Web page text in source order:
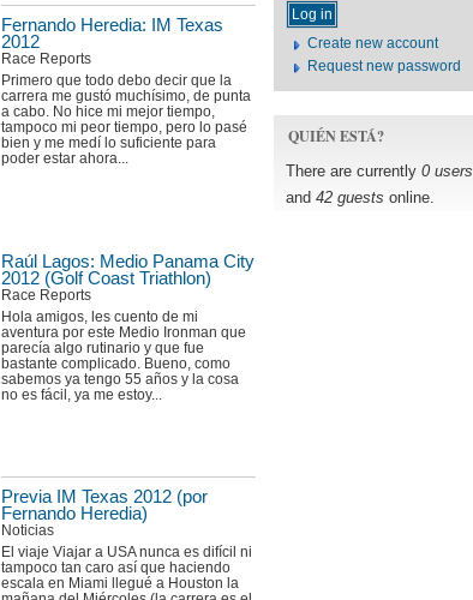
Fernando Heredia: IM Texas
2012
Race Reports
Primero que todo debo decir que la
carrera me gustó muchísimo, de punta
a cabo. No hice mi mejor tiempo,
tampoco mi peor tiempo, pero lo pasé
bien y me medí lo suficiente para
poder estar ahora...
Raúl Lagos: Medio Panama City
2012 (Golf Coast Triathlon)
Race Reports
Hola amigos, les cuento de mi
aventura por este Medio Ironman que
parecía algo rutinario y que fue
bastante complicado. Bueno, como
sabemos ya tengo 55 años y la cosa
no es fácil, ya me estoy...
Previa IM Texas 2012 (por
Fernando Heredia)
Noticias
El viaje Viajar a USA nunca es difícil ni
tampoco tan caro así que haciendo
escala en Miami llegué a Houston la
Create new account
Request new password
QUIÉN ESTÁ?
There are currently 0 users
and 42 guests online.